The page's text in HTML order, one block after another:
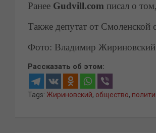
Ранее Gudvill.com писал о
Также депутат от Смоленской
Фото: Владимир Жириновский
Рассказать об этом:
Tags: Жириновский, общество,